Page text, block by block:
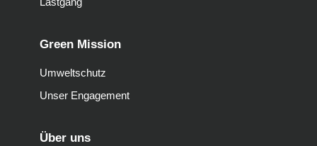
Green Mission
Umweltschutz
Unser Engagement
Über uns